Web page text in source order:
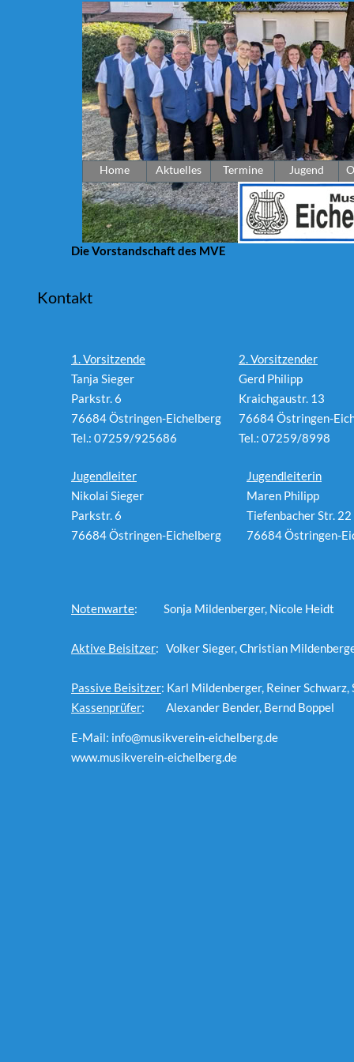
Die Vorstandschaft des MVE
Home Aktuelles Termine Jugend
Kontakt
1. Vorsitzende
Tanja Sieger
Parkstr. 6
76684 Östringen-Eichelberg
Tel.: 07259/925686
Jugendleiter
Nikolai Sieger
Parkstr. 6
76684 Östringen-Eichelberg
2. Vorsitzender
Gerd Philipp
Kraichgaustr. 13
76684 Östringen-
Tel.: 07259/8998
Jugendleiterin
Maren Philipp
Tiefenbacher Str. 22
76684 Östringen-
Notenwarte: Sonja
Aktive Beisitzer: Volker Sieger, Christian
Passive Beisitzer: Karl Mildenberger, Reiner
Kassenprüfer: Alexander Bender, Bernd Boppel
E-Mail: info@musikverein-eichelberg.de
www.musikverein-eichelberg.de